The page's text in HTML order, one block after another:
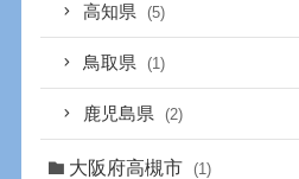
高知県 (5)
鳥取県 (1)
鹿児島県 (2)
大阪府高槻市 (1)